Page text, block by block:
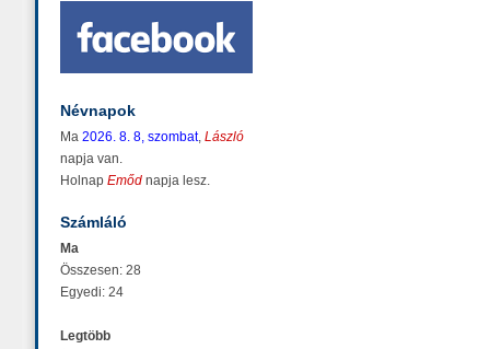
Névnapok
Ma 2026. 8. 8, szombat, László
napja van.
Holnap Emőd napja lesz.
Számláló
Ma
Összesen: 28
Egyedi: 24
Legtöbb